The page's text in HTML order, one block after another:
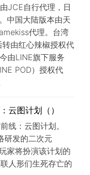
JCE自行代理，日
中国大陆版本由天
代理。台湾
由红心辣椒授权代
由LINE旗下服务
POD）授权代
云图计划（）
线：云图计划。
研发的二次元
家将扮演该计划的
人形们生死存亡的